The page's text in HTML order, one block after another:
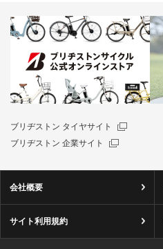
ブリヂストン タイヤサイト
ブリヂストン 企業サイト
会社概要
サイト利用規約